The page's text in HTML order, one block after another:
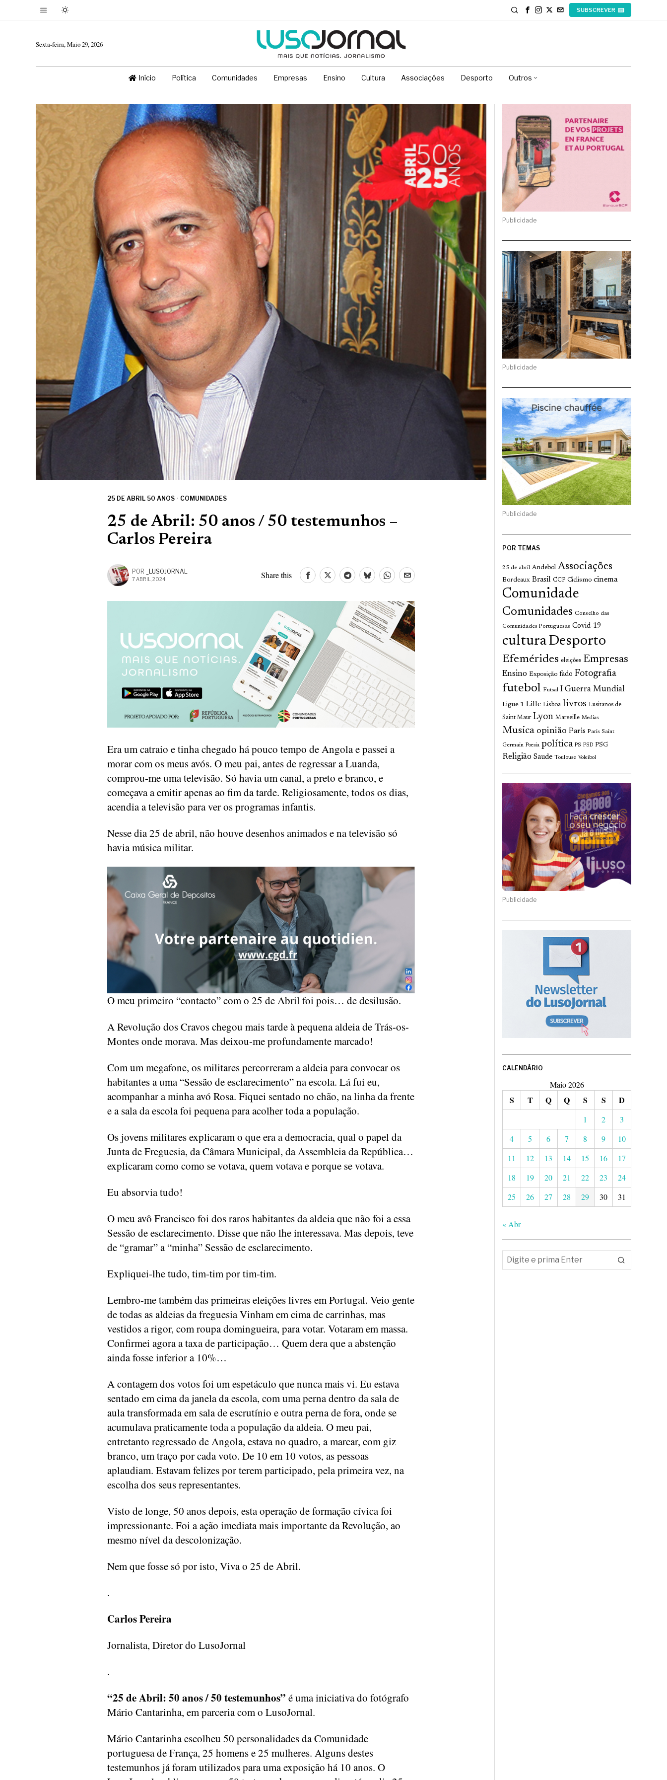
SUBSCREVER
Sexta-feira, Maio 29, 2026
Início Política Comunidades Empresas Ensino Cultura Associações Desporto Outros
25 DE ABRIL 50 ANOS · COMUNIDADES
25 de Abril: 50 anos / 50 testemunhos –
Carlos Pereira
POR _LUSOJORNAL
7 ABRIL, 2024 Share this
Era um catraio e tinha chegado há pouco tempo de Angola e passei a
morar com os meus avós. O meu pai, antes de regressar a Luanda,
comprou-me uma televisão. Só havia um canal, a preto e branco, e
começava a emitir apenas ao fim da tarde. Religiosamente, todos os dias,
acendia a televisão para ver os programas infantis.
Nesse dia 25 de abril, não houve desenhos animados e na televisão só
havia música militar.
O meu primeiro “contacto” com o 25 de Abril foi pois… de desilusão.
A Revolução dos Cravos chegou mais tarde à pequena aldeia de Trás-os-
Montes onde morava. Mas deixou-me profundamente marcado!
Com um megafone, os militares percorreram a aldeia para convocar os
habitantes a uma “Sessão de esclarecimento” na escola. Lá fui eu,
acompanhar a minha avó Rosa. Fiquei sentado no chão, na linha da frente
e a sala da escola foi pequena para acolher toda a população.
Os jovens militares explicaram o que era a democracia, qual o papel da
Junta de Freguesia, da Câmara Municipal, da Assembleia da República…
explicaram como como se votava, quem votava e porque se votava.
Eu absorvia tudo!
O meu avô Francisco foi dos raros habitantes da aldeia que não foi a essa
Sessão de esclarecimento. Disse que não lhe interessava. Mas depois, teve
de “gramar” a “minha” Sessão de esclarecimento.
Expliquei-lhe tudo, tim-tim por tim-tim.
Lembro-me também das primeiras eleições livres em Portugal. Veio gente
de todas as aldeias da freguesia Vinham em cima de carrinhas, mas
vestidos a rigor, com roupa domingueira, para votar. Votaram em massa.
Confirmei agora a taxa de participação… Quem dera que a abstenção
ainda fosse inferior a 10%…
A contagem dos votos foi um espetáculo que nunca mais vi. Eu estava
sentado em cima da janela da escola, com uma perna dentro da sala de
aula transformada em sala de escrutínio e outra perna de fora, onde se
acumulava praticamente toda a população da aldeia. O meu pai,
entretanto regressado de Angola, estava no quadro, a marcar, com giz
branco, um traço por cada voto. De 10 em 10 votos, as pessoas
aplaudiam. Estavam felizes por terem participado, pela primeira vez, na
escolha dos seus representantes.
Visto de longe, 50 anos depois, esta operação de formação cívica foi
impressionante. Foi a ação imediata mais importante da Revolução, ao
mesmo nível da descolonização.
Nem que fosse só por isto, Viva o 25 de Abril.
.
Carlos Pereira
Jornalista, Diretor do LusoJornal
.
“25 de Abril: 50 anos / 50 testemunhos” é uma iniciativa do fotógrafo
Mário Cantarinha, em parceria com o LusoJornal.
Mário Cantarinha escolheu 50 personalidades da Comunidade
portuguesa de França, 25 homens e 25 mulheres. Alguns destes
testemunhos já foram utilizados para uma exposição há 10 anos. O
Publicidade
Publicidade
Publicidade
POR TEMAS
25 de abril Andebol Associações
Bordeaux Brasil CCP Ciclismo cinema
Comunidade
Comunidades Conselho das
Comunidades Portuguesas Covid-19
culturaDesporto
Efemérides eleições Empresas
Ensino Exposição fado Fotografia
futebol Futsal I Guerra Mundial
Ligue 1 Lille Lisboa livros Lusitanos de
Saint Maur Lyon Marseille Medias
Musica opinião Paris Paris Saint
Germain Poesia política PS PSD PSG
Religião Saude Toulouse Voleibol
Publicidade
CALENDÁRIO
Maio 2026
S T Q Q S S D
1 2
3
4
5 6 7 8 9
10
11
12 13 14 15 16
17
18
19 20 21 22 23
24
25
26 27 28 29 30 31
« Abr